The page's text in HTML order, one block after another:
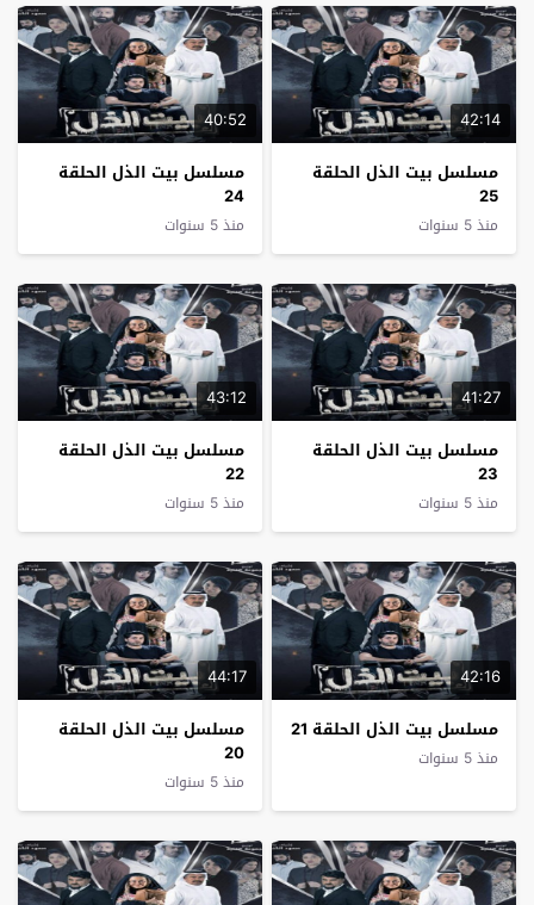
42:14
مسلسل بيت الذل الحلقة
25
منذ 5 سنوات
40:52
مسلسل بيت الذل الحلقة
24
منذ 5 سنوات
41:27
مسلسل بيت الذل الحلقة
23
منذ 5 سنوات
43:12
مسلسل بيت الذل الحلقة
22
منذ 5 سنوات
42:16
مسلسل بيت الذل الحلقة 21
منذ 5 سنوات
44:17
مسلسل بيت الذل الحلقة
20
منذ 5 سنوات